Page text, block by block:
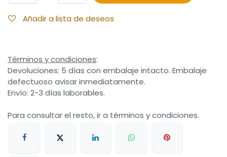
Añadir a lista de deseos
Términos y condiciones:
Devoluciones: 5 días con embalaje intacto. Embalaje
defectuoso avisar inmediatamente.
Envío: 2-3 días laborables.
Para consultar el resto, ir a términos y condiciones.